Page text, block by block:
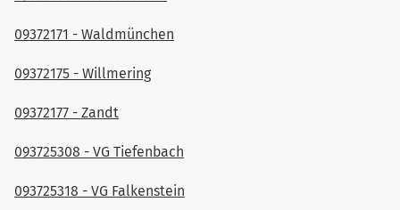
09372171 - Waldmünchen
09372175 - Willmering
09372177 - Zandt
093725308 - VG Tiefenbach
093725318 - VG Falkenstein